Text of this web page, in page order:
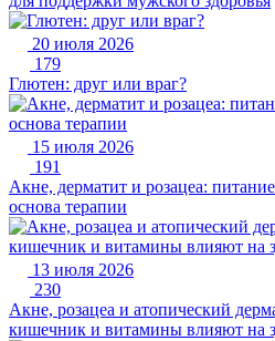
20 июля 2026
179
Глютен: друг или враг?
15 июля 2026
191
Акне, дерматит и розацеа:
основа терапии
13 июля 2026
230
Акне, розацеа и атопический
кишечник и витамины влияют на